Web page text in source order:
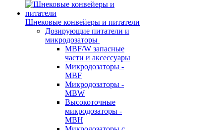
Шнековые конвейеры и питатели
Дозирующие питатели и
микродозаторы
MBF/W запасные
части и аксессуары
Микродозаторы -
MBF
Микродозаторы -
MBW
Высокоточные
микродозаторы -
MBH